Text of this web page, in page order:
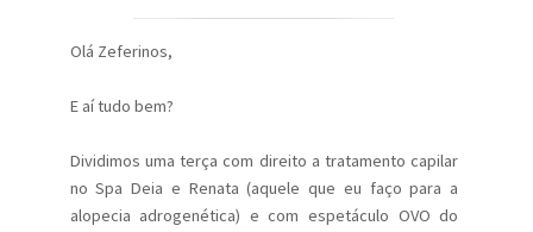
Olá Zeferinos,
E aí tudo bem?
Dividimos uma terça com direito a tratamento capilar
no Spa Deia e Renata (aquele que eu faço para a
alopecia adrogenética) e com espetáculo OVO do